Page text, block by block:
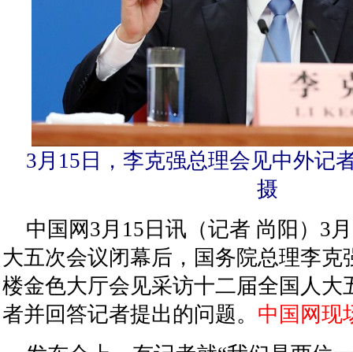
3月15日，李克强总理会见中外记
摄
中国网3月15日讯（记者 尚阳）3
大五次会议闭幕后，国务院总理李克
楼金色大厅会见采访十二届全国人大
者并回答记者提出的问题。 中国网现